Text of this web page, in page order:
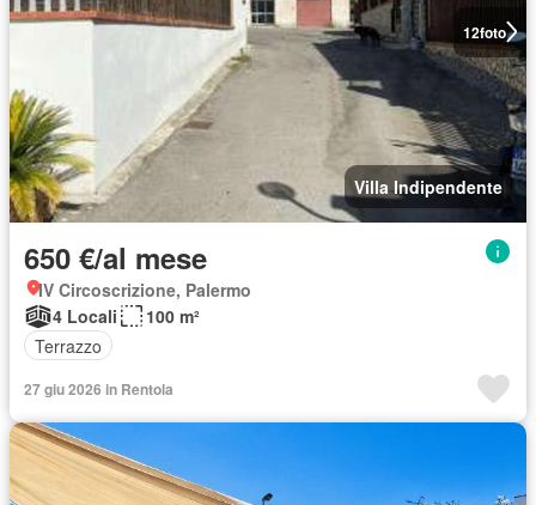
12foto
Villa Indipendente
650 €/al mese
IV Circoscrizione, Palermo
4 Locali
100 m²
Terrazzo
27 giu 2026 in Rentola